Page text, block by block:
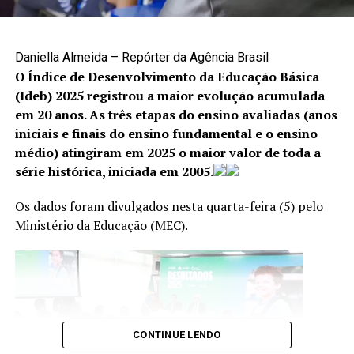
A denúncia é uma das principais formas de interromper
canais disponíveis são:
Cisdeca – Disque 125: atendimento gratuito, de
segunda a sexta-feira, das 8h às 18h, com
atendimento 24 horas aos finais de semana e
feriados;
Disque 100: atendimento gratuito, 24 horas por dia,
Centro Integrado 18 de Maio: (61) 2244-1512 e
Daniella Almeida – Repórter da Agência Brasil
O Índice de Desenvolvimento da Educação Básica
(Ideb) 2025 registrou a maior evolução acumulada
em 20 anos. As três etapas do ensino avaliadas (anos
iniciais e finais do ensino fundamental e o ensino
médio) atingiram em 2025 o maior valor de toda a
série histórica, iniciada em 2005.
Os dados foram divulgados nesta quarta-feira (5) pelo
Ministério da Educação (MEC).
CONTINUE LENDO